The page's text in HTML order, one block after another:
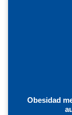
Obesidad